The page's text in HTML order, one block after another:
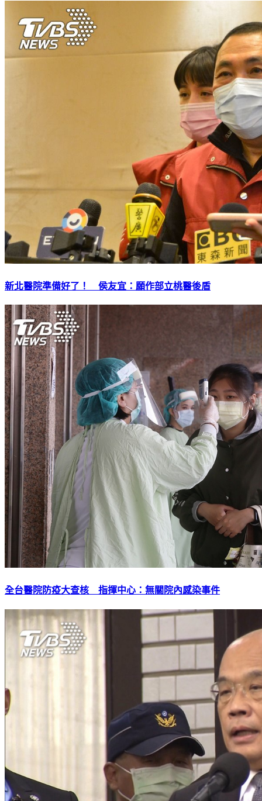
新北醫院準備好了！ 侯友宜：願作部立桃醫後盾
全台醫院防疫大查核 指揮中心：無關院內感染事件